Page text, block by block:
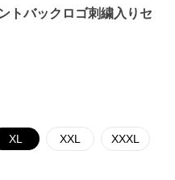
トバックロゴ刺繍入りセ
XL XXL XXXL